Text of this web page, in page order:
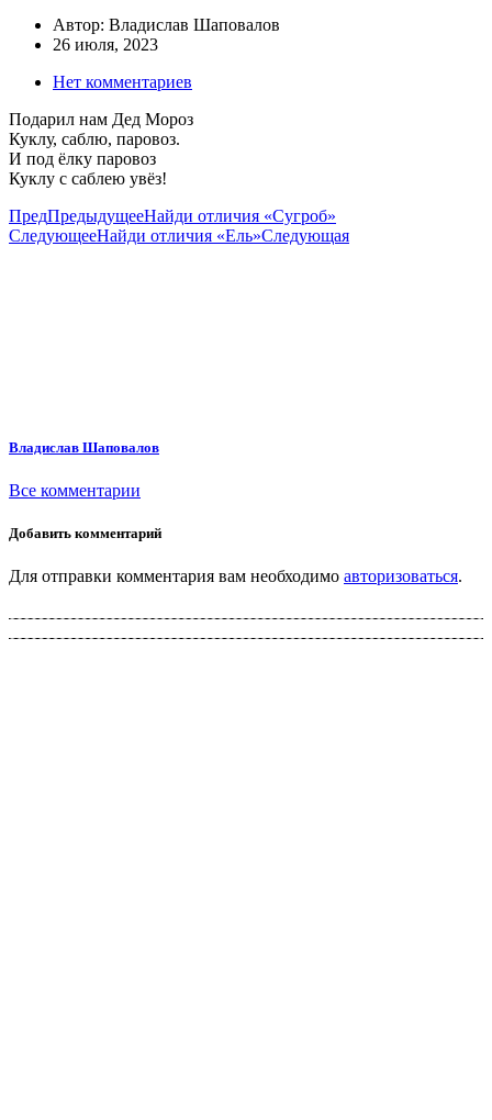
Автор: Владислав Шаповалов
26 июля, 2023
Нет комментариев
Подарил нам Дед Мороз
Куклу, саблю, паровоз.
И под ёлку паровоз
Куклу с саблею увёз!
ПредПредыдущееНайди отличия «Сугроб»
СледующееНайди отличия «Ель»Следующая
Владислав Шаповалов
Все комментарии
Добавить комментарий
Для отправки комментария вам необходимо авторизоваться.